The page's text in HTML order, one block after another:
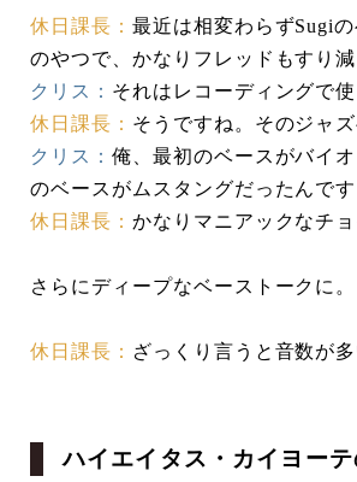
休日課長： 最近は相変わらずSugi
のやつで、かなりフレッドもすり
クリス： それはレコーディングで使
休日課長： そうですね。そのジャ
クリス： 俺、最初のベースがバイ
のベースがムスタングだったんです
休日課長： かなりマニアックなチョ
さらにディープなベーストークに
休日課長： ざっくり言うと音数が
ハイエイタス・カイヨーテ